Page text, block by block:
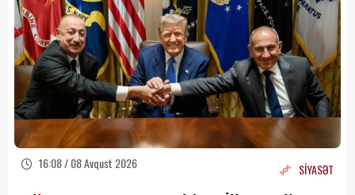
16:08 / 08 Avqust 2026 SİYASƏT